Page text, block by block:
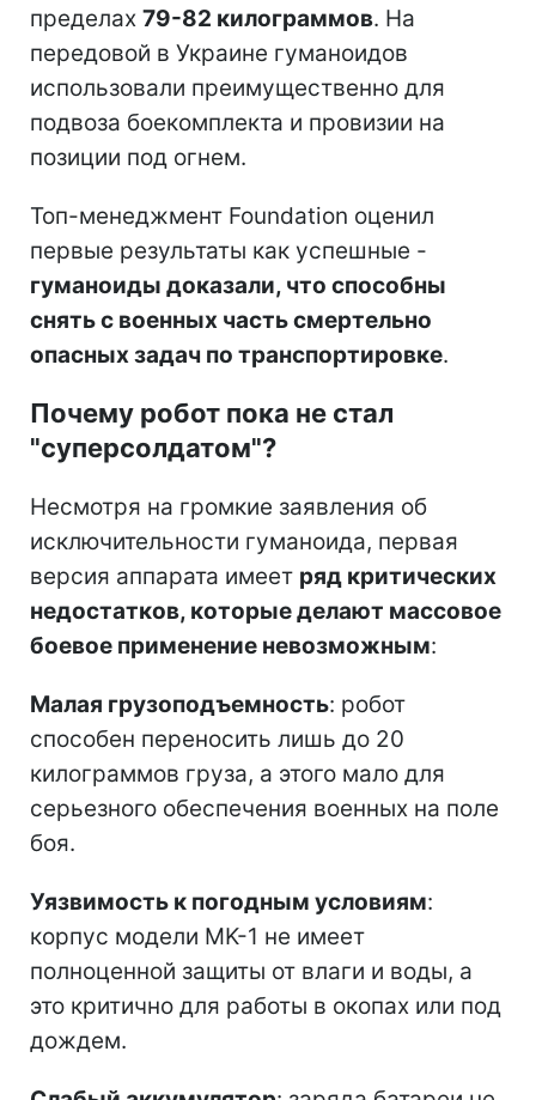
пределах 79-82 килограммов. На
передовой в Украине гуманоидов
использовали преимущественно для
подвоза боекомплекта и провизии на
позиции под огнем.
Топ-менеджмент Foundation оценил
первые результаты как успешные -
гуманоиды доказали, что способны
снять с военных часть смертельно
опасных задач по транспортировке.
Почему робот пока не стал
"суперсолдатом"?
Несмотря на громкие заявления об
исключительности гуманоида, первая
версия аппарата имеет ряд критических
недостатков, которые делают массовое
боевое применение невозможным:
Малая грузоподъемность: робот
способен переносить лишь до 20
килограммов груза, а этого мало для
серьезного обеспечения военных на поле
боя.
Уязвимость к погодным условиям:
корпус модели MK-1 не имеет
полноценной защиты от влаги и воды, а
это критично для работы в окопах или под
дождем.